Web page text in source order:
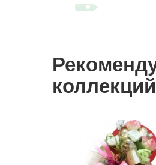
коллекций